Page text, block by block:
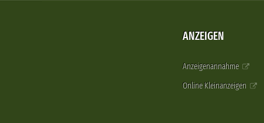
ANZEIGEN
Anzeigenannahme
Online Kleinanzeigen